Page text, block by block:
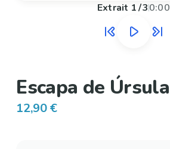
Extrait 1/30:00
Escapa de Úrsula
12,90 €